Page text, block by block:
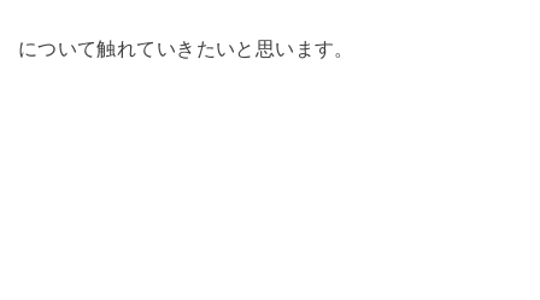
について触れていきたいと思います。